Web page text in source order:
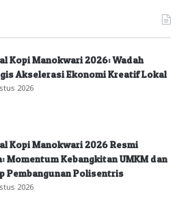
Kopi Manokwari 2026: Wadah
Akselerasi Ekonomi Kreatif Lokal
2026
Kopi Manokwari 2026 Resmi
Momentum Kebangkitan UMKM dan
Pembangunan Polisentris
2026